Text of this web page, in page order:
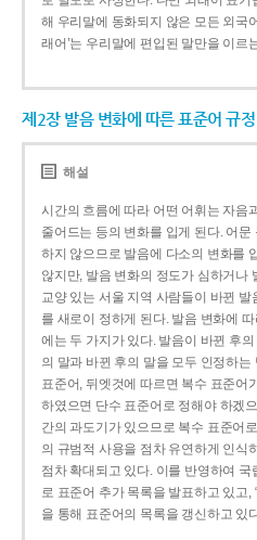
해 우리말에 동화되지 않은 모든 외국
래어’는 우리말에 편입된 말만을 이르
제2장 발음 변화에 따른 표준어 규정
해설
시간의 흐름에 따라 어떤 어휘는 자음
줄어드는 등의 변화를 입게 된다. 어
하지 않으므로 발음에 다소의 변화를
않지만, 발음 변화의 정도가 심하거나
교양 있는 서울 지역 사람들이 바뀐
를 새로이 정하게 된다. 발음 변화에
에는 두 가지가 있다. 발음이 바뀐 후
의 말과 바뀐 후의 말을 모두 인정하
표준어, 뒤엣것에 따르면 복수 표준어
하였으면 단수 표준어로 정해야 하겠
간의 과도기가 있으므로 복수 표준어
의 규범적 사용을 점차 유연하게 인식
점차 확대되고 있다. 이를 반영하여
로 표준어 추가 목록을 발표하고 있고,
을 통해 표준어의 목록을 갱신하고 있